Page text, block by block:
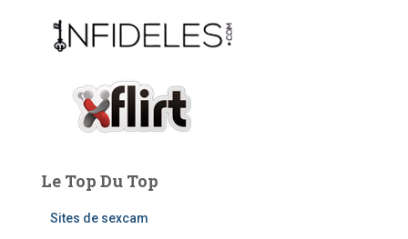
Le Top Du Top
Sites de sexcam